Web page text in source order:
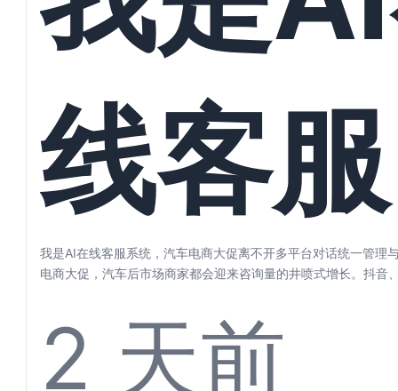
员数
步
线客
统，
我是AI在线客服系统，汽车电商大促离不开多平台对话统一管理
电商大促，汽车后市场商家都会迎来咨询量的井喷式增长。抖音
2 天前